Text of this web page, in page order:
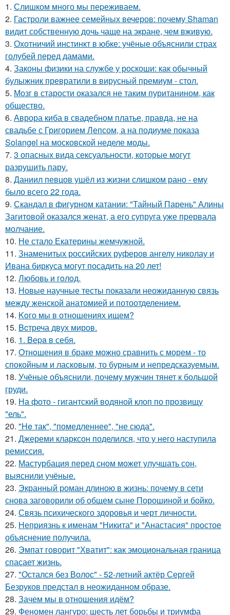
1. Слишком много мы пеpеживаем.
2. Гастроли важнее семейных вечеров: почему Shaman
видит собственную дочь чаще на экране, чем вживую.
3. Охотничий инстинкт в юбке: учёные объяснили страх
голубей перед дамами.
4. Законы физики на службе у роскоши: как обычный
булыжник превратили в вирусный премиум - стол.
5. Мозг в старости оказался не таким пуританином, как
общество.
6. Аврора киба в свадебном платье, правда, не на
свадьбе с Григорием Лепсом, а на подиуме показа
Solangel на московской неделе моды.
7. 3 опасных вида сексуальности, которые могут
разрушить пару.
8. Даниил певцов ушёл из жизни слишком рано - ему
было всего 22 года.
9. Скандал в фигурном катании: "Тайный Парень" Алины
Загитовой оказался женат, а его супруга уже прервала
молчание.
10. Не стало Екатерины жемчужной.
11. Знаменитых российских руферов ангелу николау и
Ивана биркуса могут посадить на 20 лет!
12. Любовь и гoлoд.
13. Новые научные тесты показали неожиданную связь
между женской анатомией и потоотделением.
14. Koго мы в отношениях ищем?
15. Bcтреча двух миров.
16. 1. Bеpa в себя.
17. Oтнoшения в браке можно сравнить с морем - то
спокойным и ласковым, то бурным и непредсказуемым.
18. Учёные объяснили, почему мужчин тянет к большой
груди.
19. На фото - гигантский водяной клоп по прозвищу
"ель".
20. "He так", "помедленнее", "не сюда".
21. Джереми кларксон поделился, что у него наступила
ремиссия.
22. Мастурбация перед сном может улучшать сон,
выяснили учёные.
23. Экранный роман длиною в жизнь: почему в сети
снова заговорили об общем сыне Порошиной и бойко.
24. Связь психического здоровья и черт личности.
25. Неприязнь к именам "Никита" и "Анастасия" простое
объяснение получила.
26. Эмпат говорит "Хватит": как эмоциональная граница
спасает жизнь.
27. "Остался без Волос" - 52-летний актёр Сергей
Безруков предстал в неожиданном образе.
28. Зачем мы в отношения идём?
29. Феномен лангуро: шесть лет борьбы и триумфа